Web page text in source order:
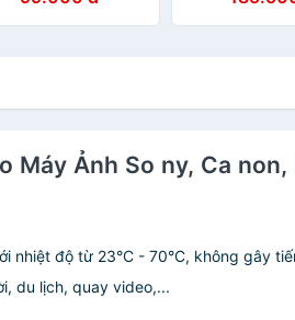
Ảnh So ny, Ca
nhiệt độ từ 23°C - 70°C, không gây
du lịch, quay video,...